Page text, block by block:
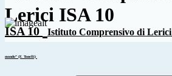
ISA 10 Istituto Comprensivo di Lerici
mondo” (F. Tonelli)